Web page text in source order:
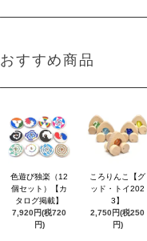
おすすめ商品
色遊び独楽（12
個セット）【カ
タログ掲載】
7,920円(税720
円)
ころりんこ【グ
ッド・トイ202
3】
2,750円(税250
円)